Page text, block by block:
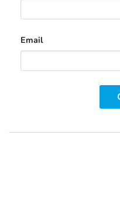
Email